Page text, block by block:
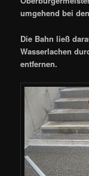
umgehend bei
Die Bahn ließ
Wasserlachen
entfernen.